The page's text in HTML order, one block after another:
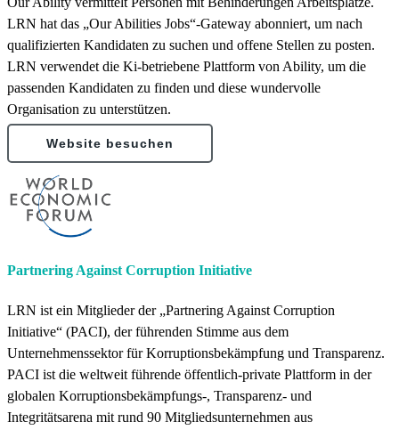
LRN hat das „Our Abilities Jobs“-Gateway abonniert, um nach
qualifizierten Kandidaten zu suchen und offene Stellen zu posten.
LRN verwendet die Ki-betriebene Plattform von Ability, um die
passenden Kandidaten zu finden und diese wundervolle
Organisation zu unterstützen.
Website besuchen
Partnering Against Corruption Initiative
LRN ist ein Mitglieder der „Partnering Against Corruption
Initiative“ (PACI), der führenden Stimme aus dem
Unternehmenssektor für Korruptionsbekämpfung und Transparenz.
PACI ist die weltweit führende öffentlich-private Plattform in der
globalen Korruptionsbekämpfungs-, Transparenz- und
Integritätsarena mit rund 90 Mitgliedsunternehmen aus